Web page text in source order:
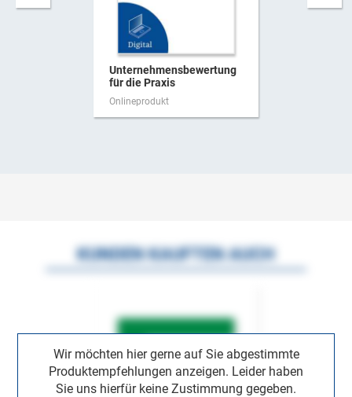
Unternehmensbewertung
für die Praxis
Onlineprodukt
Wir möchten hier gerne auf Sie abgestimmte
Produktempfehlungen anzeigen. Leider haben
Sie uns hierfür keine Zustimmung gegeben.
KUNDEN KAUFTEN AUCH